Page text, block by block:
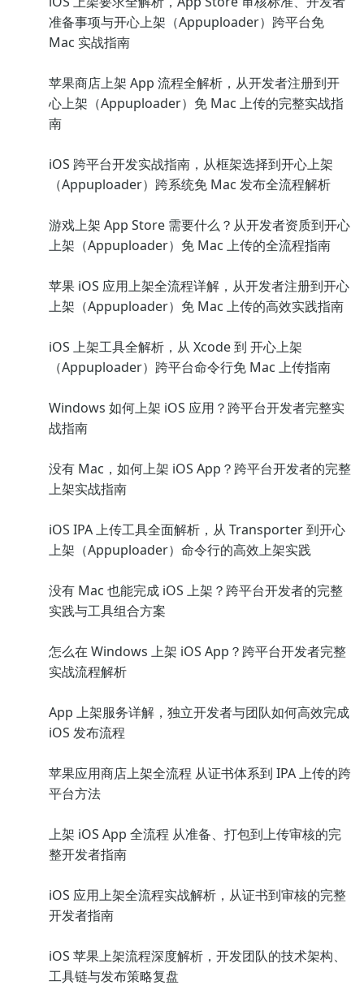
准备事项与开心上架（Appuploader）跨平台免
Mac 实战指南
苹果商店上架 App 流程全解析，从开发者注册到开
心上架（Appuploader）免 Mac 上传的完整实战指
南
iOS 跨平台开发实战指南，从框架选择到开心上架
（Appuploader）跨系统免 Mac 发布全流程解析
游戏上架 App Store 需要什么？从开发者资质到开心
上架（Appuploader）免 Mac 上传的全流程指南
苹果 iOS 应用上架全流程详解，从开发者注册到开心
上架（Appuploader）免 Mac 上传的高效实践指南
iOS 上架工具全解析，从 Xcode 到 开心上架
（Appuploader）跨平台命令行免 Mac 上传指南
Windows 如何上架 iOS 应用？跨平台开发者完整实
战指南
没有 Mac，如何上架 iOS App？跨平台开发者的完整
上架实战指南
iOS IPA 上传工具全面解析，从 Transporter 到开心
上架（Appuploader）命令行的高效上架实践
没有 Mac 也能完成 iOS 上架？跨平台开发者的完整
实践与工具组合方案
怎么在 Windows 上架 iOS App？跨平台开发者完整
实战流程解析
App 上架服务详解，独立开发者与团队如何高效完成
iOS 发布流程
苹果应用商店上架全流程 从证书体系到 IPA 上传的跨
平台方法
上架 iOS App 全流程 从准备、打包到上传审核的完
整开发者指南
iOS 应用上架全流程实战解析，从证书到审核的完整
开发者指南
iOS 苹果上架流程深度解析，开发团队的技术架构、
工具链与发布策略复盘